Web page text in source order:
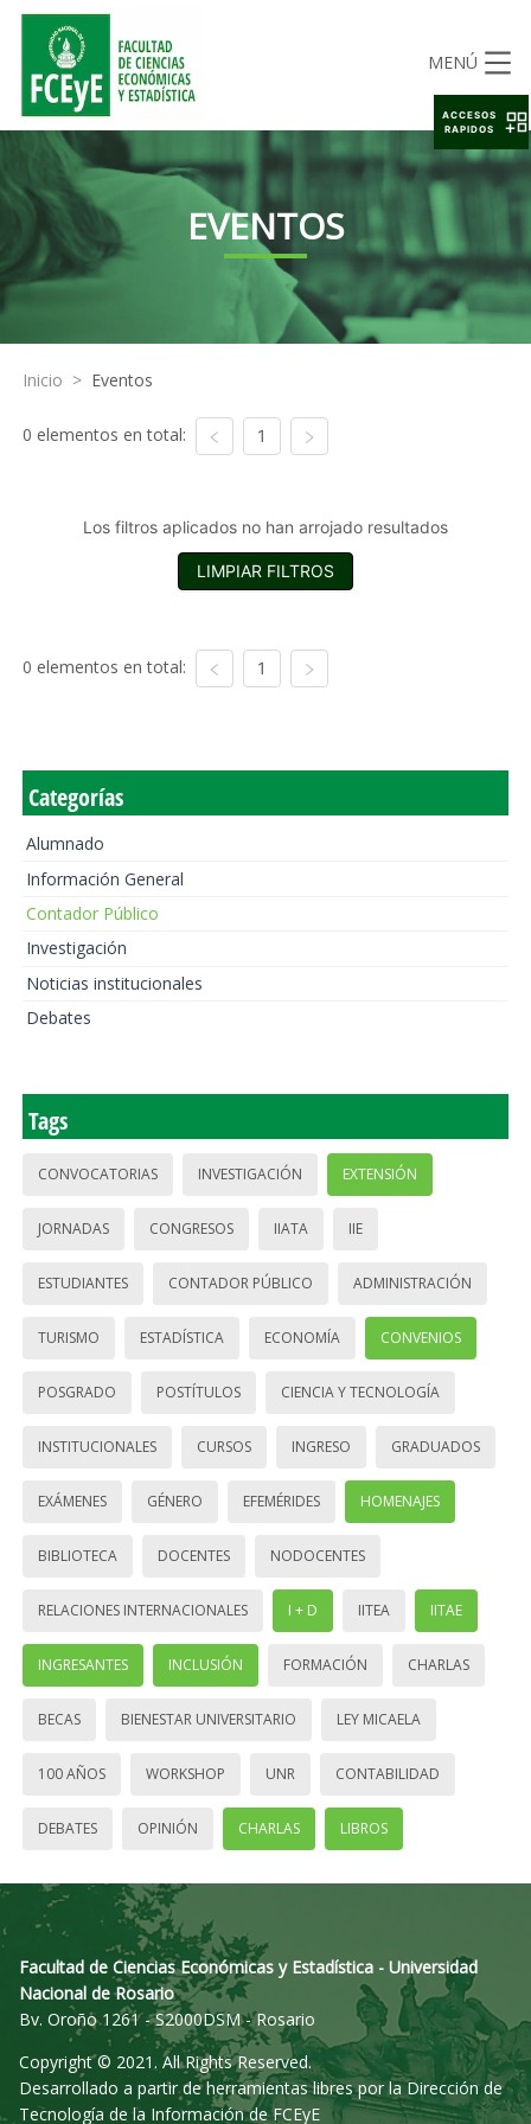
MENÚ
EVENTOS
Inicio > Eventos
0 elementos en total: 1
Los filtros aplicados no han arrojado resultados
LIMPIAR FILTROS
0 elementos en total: 1
Categorías
Alumnado
Información General
Contador Público
Investigación
Noticias institucionales
Debates
Tags
CONVOCATORIAS INVESTIGACIÓN EXTENSIÓN
JORNADAS CONGRESOS IIATA IIE
ESTUDIANTES CONTADOR PÚBLICO ADMINISTRACIÓN
TURISMO ESTADÍSTICA ECONOMÍA CONVENIOS
POSGRADO POSTÍTULOS CIENCIA Y TECNOLOGÍA
INSTITUCIONALES CURSOS INGRESO GRADUADOS
EXÁMENES GÉNERO EFEMÉRIDES HOMENAJES
BIBLIOTECA DOCENTES NODOCENTES
RELACIONES INTERNACIONALES I + D IITEA IITAE
INGRESANTES INCLUSIÓN FORMACIÓN CHARLAS
BECAS BIENESTAR UNIVERSITARIO LEY MICAELA
100 AÑOS WORKSHOP UNR CONTABILIDAD
DEBATES OPINIÓN CHARLAS LIBROS
Facultad de Ciencias Económicas y Estadística - Universidad
Nacional de Rosario
Bv. Oroño 1261 - S2000DSM - Rosario
Copyright © 2021. All Rights Reserved.
Desarrollado a partir de herramientas libres por la Dirección de
Tecnología de la Información de FCEyE
ACCESOS
RAPIDOS